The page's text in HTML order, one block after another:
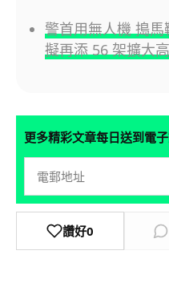
警首用無人機 搗
擬再添 56 架擴大
更多精彩文章每日送到電
讚好0